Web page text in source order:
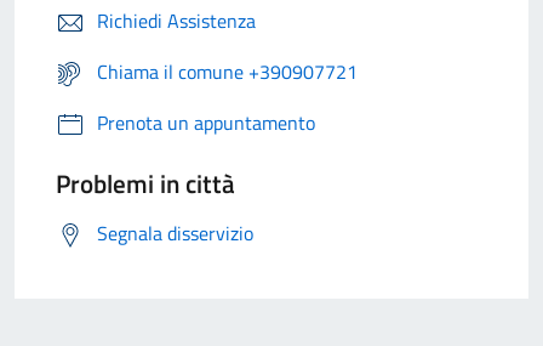
Richiedi Assistenza
Chiama il comune +390907721
Prenota un appuntamento
Problemi in città
Segnala disservizio